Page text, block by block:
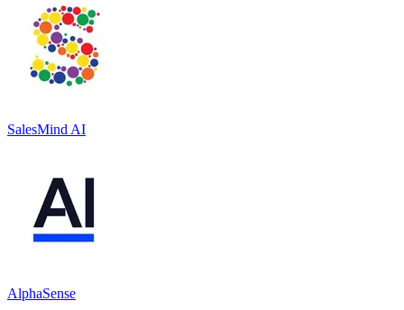
SalesMind AI
AlphaSense